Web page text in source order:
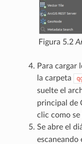
Figura 5.2
Para cargar
la carpeta
suelte el
principal de
clic como
Se abre el
escaneando